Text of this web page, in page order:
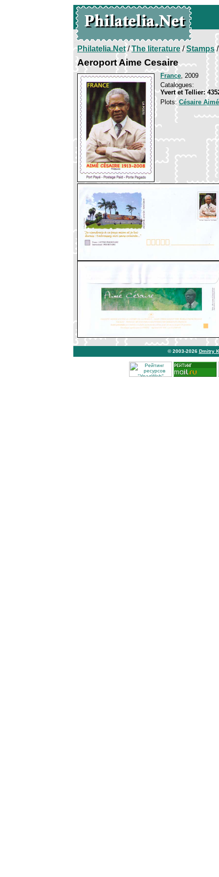
Philatelia.Net/The literature/Stamps/
Aeroport Aime Cesaire
France, 2009
Catalogues:
Yvert et Tellier:
Plots:Césaire Aimé
© 2003-2026 Dmitry